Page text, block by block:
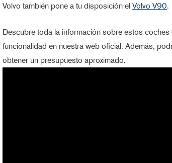
Volvo también pone a tu disposición el Volvo V90.
Descubre toda la información sobre estos coches
funcionalidad en nuestra web oficial. Además,
obtener un presupuesto aproximado.